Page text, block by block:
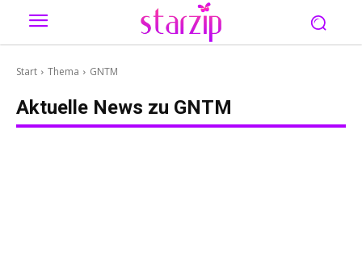
Start Thema GNTM
Aktuelle News zu GNTM